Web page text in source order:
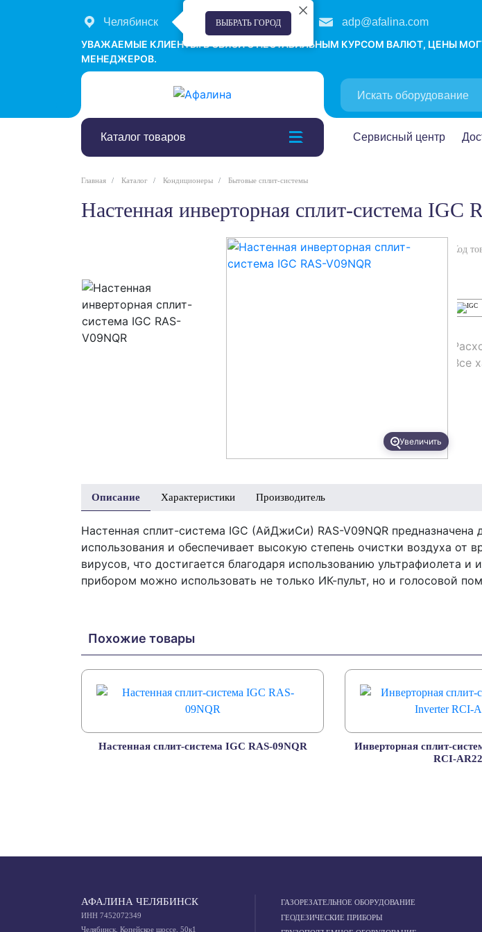
Челябинск ВЫБРАТЬ ГОРОД
+7 (351) 242-00-58 adp@afalina.com
УВАЖАЕМЫЕ КЛИЕНТЫ! В СВЯЗИ С НЕСТАБИЛЬНЫМ КУРСОМ ВАЛЮТ, ЦЕНЫ
МЕНЕДЖЕРОВ.
Каталог товаров Сервисный центр
Главная Каталог Кондиционеры Бытовые сплит-системы
Настенная инверторная сплит-система IGC
Увеличить
Код
Все
Описание Характеристики Производитель
Настенная сплит-система IGC (АйДжиСи) RAS-V09NQR предназначена
использования и обеспечивает высокую степень очистки воздуха от
вирусов, что достигается благодаря использованию ультрафиолета и
прибором можно использовать не только ИК-пульт, но и голосовой
Похожие товары
Настенная сплит-система IGC RAS-09NQR
Инверторная сплит-
RCI-
АФАЛИНА ЧЕЛЯБИНСК
ИНН 7452072349
Челябинск, Копейское шоссе, 50к1
ГАЗОРЕЗАТЕЛЬНОЕ ОБОРУДОВАНИЕ
ГЕОДЕЗИЧЕСКИЕ ПРИБОРЫ